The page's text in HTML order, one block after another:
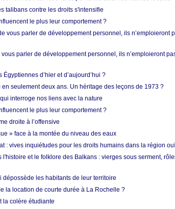
talibans contre les droits s'intensifie
le plus leur comportement ?
vous parler de développement personnel, ils n’emploieront
parler de développement personnel, ils n’emploieront
d’hier et d’aujourd’hui ?
seulement deux ans. Un héritage des leçons de 1973 ?
interroge nos liens avec la nature
le plus leur comportement ?
droite à l’offensive
» face à la montée du niveau des eaux
: vives inquiétudes pour les droits humains dans la région
et le folklore des Balkans : vierges sous serment,
les habitants de leur territoire
la location de courte durée à La Rochelle ?
la colère étudiante